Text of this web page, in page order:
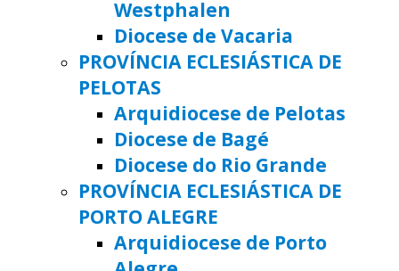
Westphalen
Diocese de Vacaria
PROVÍNCIA ECLESIÁSTICA DE
PELOTAS
Arquidiocese de Pelotas
Diocese de Bagé
Diocese do Rio Grande
PROVÍNCIA ECLESIÁSTICA DE
PORTO ALEGRE
Arquidiocese de Porto